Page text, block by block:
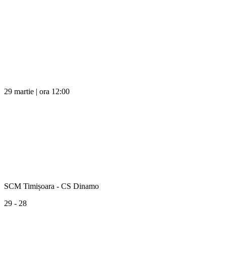
29 martie | ora 12:00
SCM Timișoara - CS Dinamo
29 - 28